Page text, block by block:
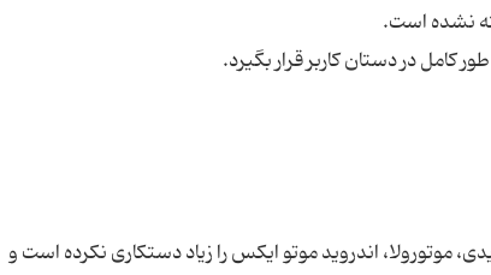
موتورولا، اندروید موتو ایکس را زیاد دستکاری نکرده است و